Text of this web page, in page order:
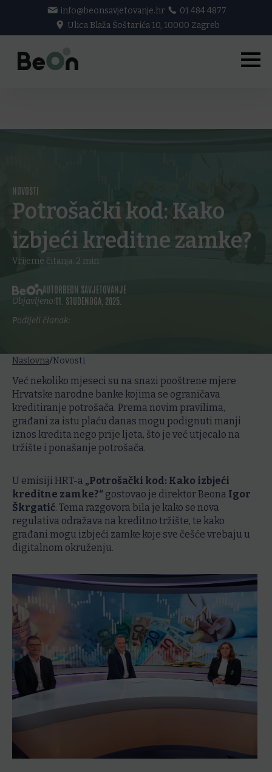
info@beonsavjetovanje.hr
01 484 4877
Ulica Blaža Šoštarića 10, 10000 Zagreb
NOVOSTI
Potrošački kod: Kako
izbjeći kreditne zamke?
Vrijeme čitanja: 2 min
AUTORBEON SAVJETOVANJE
Objavljeno:11. STUDENOGA, 2025.
Podijeli članak:
Naslovna/Novosti
Već nekoliko mjeseci su na snazi pooštrene mjere
Hrvatske narodne banke kojima se ograničava
kreditiranje potrošača. Prema novim pravilima,
građani za istu plaću danas mogu podignuti manji
iznos kredita nego prije ljeta, što je već utjecalo na
tržište i ponašanje potrošača.
U emisiji HRT-a „Potrošački kod: Kako izbjeći
kreditne zamke?“ gostovao je direktor Beona Igor
Škrgatić. Tema razgovora bila je kako se nova
regulativa odražava na kreditno tržište, te kako
građani mogu izbjeći zamke koje sve češće vrebaju u
digitalnom okruženju.